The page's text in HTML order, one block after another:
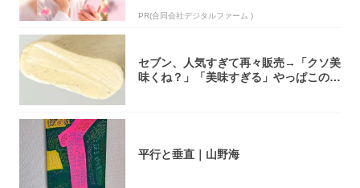
PR(合同会社デジタルファーム )
セブン、人気すぎて再々販売→「クソ美
味くね？」「美味すぎる」やっぱこのク
平行と垂直｜山野海